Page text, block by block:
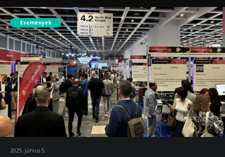
Események
2025. június 5.